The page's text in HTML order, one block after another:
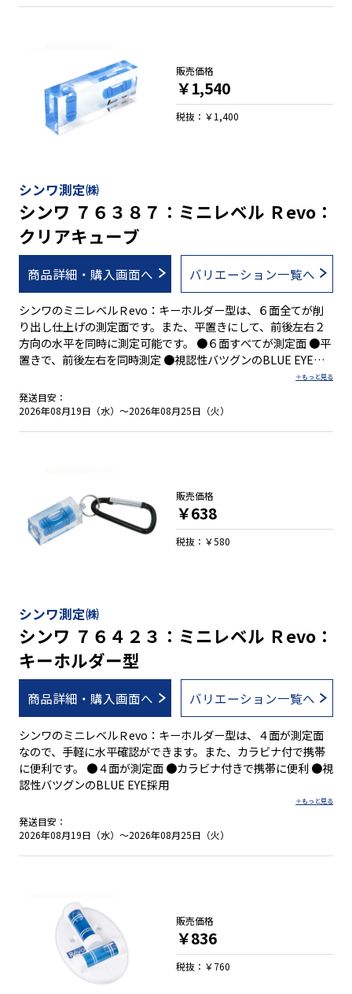
シンワ測定㈱
シンワ ７６３８７：ミニレベル Ｒevo：
クリアキューブ
商品詳細・購入画面へ バリエーション一覧へ
シンワのミニレベルＲevo：キーホルダー型は、６面全てが削
り出し仕上げの測定面です。また、平置きにして、前後左右２
方向の水平を同時に測定可能です。 ●６面すべてが測定面 ●平
置きで、前後左右を同時測定 ●視認性バツグンのBLUE EYE採
発送目安：
2026年08月19日（水）～2026年08月25日（火）
販売価格
￥1,540
税抜：￥1,400
シンワ測定㈱
シンワ ７６４２３：ミニレベル Ｒevo：
キーホルダー型
商品詳細・購入画面へ バリエーション一覧へ
シンワのミニレベルＲevo：キーホルダー型は、４面が測定面
なので、手軽に水平確認ができます。また、カラビナ付で携帯
に便利です。 ●４面が測定面 ●カラビナ付きで携帯に便利 ●視
認性バツグンのBLUE EYE採用
発送目安：
2026年08月19日（水）～2026年08月25日（火）
販売価格
￥638
税抜：￥580
販売価格
￥836
税抜：￥760